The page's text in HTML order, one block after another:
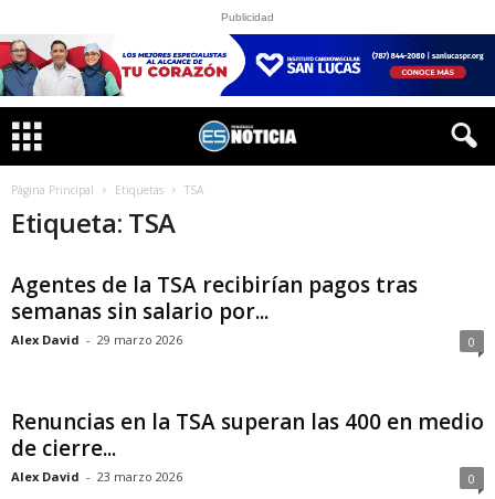
Publicidad
Página Principal Etiquetas TSA
Etiqueta: TSA
Agentes de la TSA recibirían pagos tras
semanas sin salario por...
Alex David - 29 marzo 2026 0
Renuncias en la TSA superan las 400 en medio
de cierre...
Alex David - 23 marzo 2026 0